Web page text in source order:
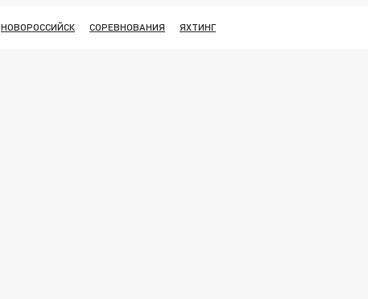
НОВОРОССИЙСК СОРЕВНОВАНИЯ ЯХТИНГ